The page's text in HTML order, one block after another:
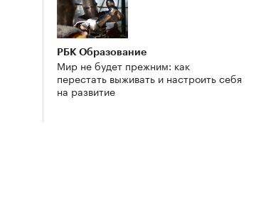
РБК Образование
Мир не будет прежним: как
перестать выживать и настроить себя
на развитие